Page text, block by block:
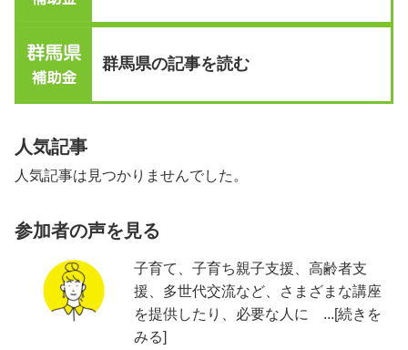
群馬県の記事を読む
人気記事
人気記事は見つかりませんでした。
参加者の声を見る
子育て、子育ち親子支援、高齢者支
援、多世代交流など、さまざまな講座
を提供したり、必要な人に ...[続きを
みる]